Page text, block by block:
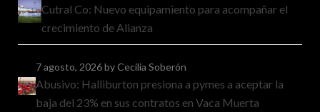
Cutral Co: Nuevo equipamiento para acompañar el
crecimiento de Alianza
7 agosto, 2026by Cecilia Soberón
Abusivo: Halliburton presiona a pymes a aceptar la
baja del 23% en sus contratos en Vaca Muerta